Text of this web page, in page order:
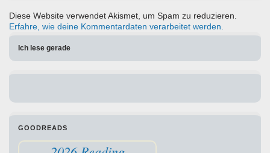
Diese Website verwendet Akismet, um Spam zu reduzieren.
Erfahre, wie deine Kommentardaten verarbeitet werden.
Ich lese gerade
GOODREADS